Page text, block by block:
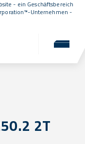
- ein Geschäftsbereich
-Unternehmen -
2T